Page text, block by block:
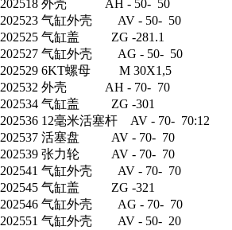
202518 外壳 AH - 50- 50
202523 气缸外壳 AV - 50- 50
202525 气缸盖 ZG -281.1
202527 气缸外壳 AG - 50- 50
202529 6KT螺母 M 30X1,5
202532 外壳 AH - 70- 70
202534 气缸盖 ZG -301
202536 12毫米活塞杆 AV - 70- 70:12
202537 活塞盘 AV - 70- 70
202539 张力轮 AV - 70- 70
202541 气缸外壳 AV - 70- 70
202545 气缸盖 ZG -321
202546 气缸外壳 AG - 70- 70
202551 气缸外壳 AV - 50- 20